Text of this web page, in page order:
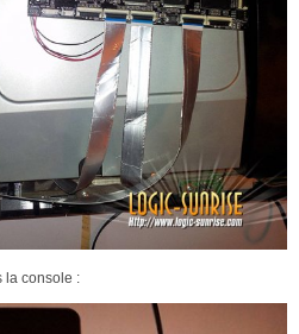
la console :